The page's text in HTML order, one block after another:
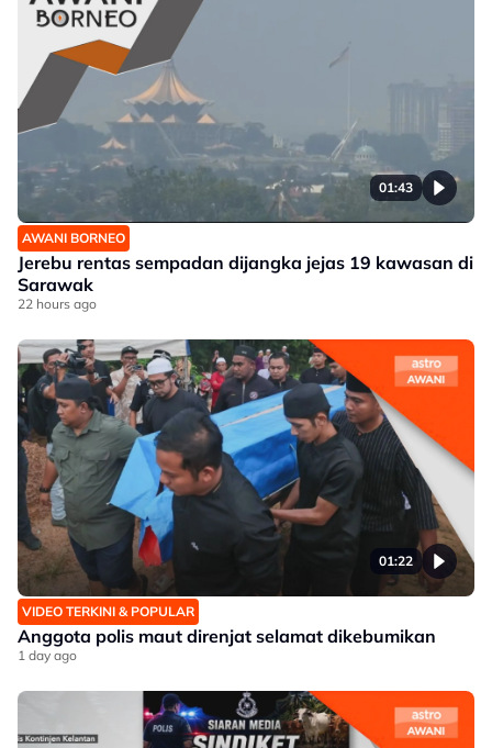
01:43
AWANI BORNEO
Jerebu rentas sempadan dijangka jejas 19 kawasan di
Sarawak
22 hours ago
01:22
VIDEO TERKINI & POPULAR
Anggota polis maut direnjat selamat dikebumikan
1 day ago